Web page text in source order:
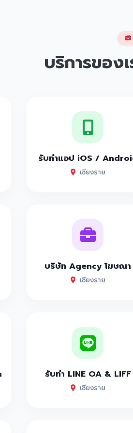
บริการของ
รับทำแอป iOS /
เชียงราย
บริษัท Agency โฆษณา
เชียงราย
รับทำ LINE OA & LIFF
เชียงราย